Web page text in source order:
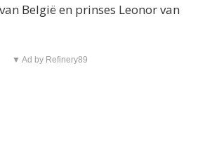
België en prinses Leonor van
▼ Ad by Refinery89